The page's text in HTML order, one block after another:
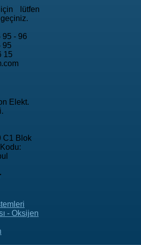
lütfen
- 96
95
15
Elekt.
C1 Blok
- Oksijen